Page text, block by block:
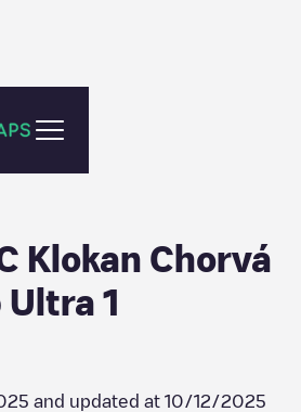
Klokan Chorvá
1
and updated at 10/12/2025